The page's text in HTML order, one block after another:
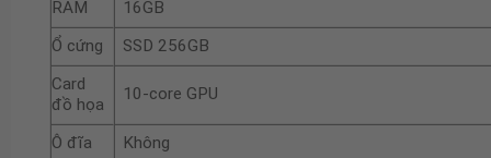
RAM
16GB
Ổ cứng
SSD 256GB
Card
đồ họa
10-core GPU
Ô đĩa Không